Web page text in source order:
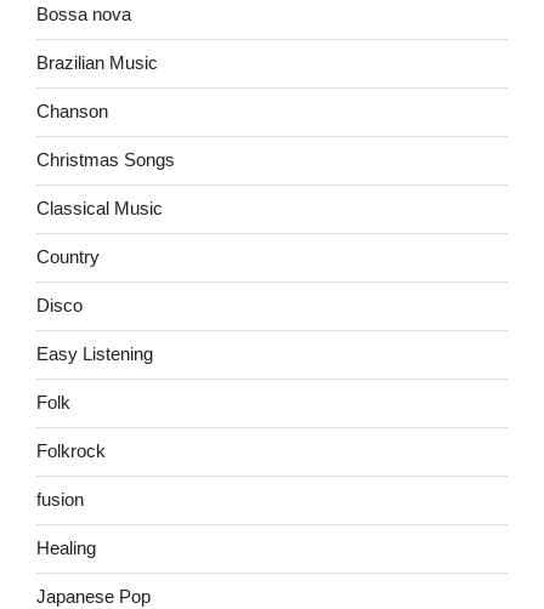
Bossa nova
Brazilian Music
Chanson
Christmas Songs
Classical Music
Country
Disco
Easy Listening
Folk
Folkrock
fusion
Healing
Japanese Pop